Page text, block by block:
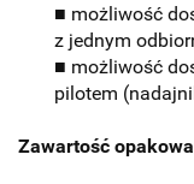
■ możliwość
z jednym
■ możliwość
pilotem
Zawartość